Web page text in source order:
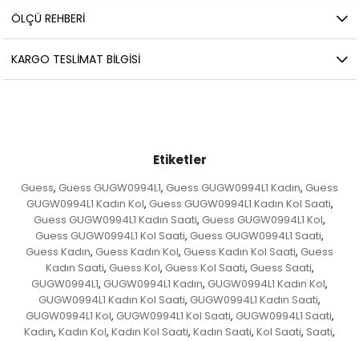
ÖLÇÜ REHBERI
KARGO TESLIMAT BILGISI
Etiketler
Guess, Guess GUGW0994L1, Guess GUGW0994L1 Kadın, Guess
GUGW0994L1 Kadın Kol, Guess GUGW0994L1 Kadın Kol Saati,
Guess GUGW0994L1 Kadın Saati, Guess GUGW0994L1 Kol,
Guess GUGW0994L1 Kol Saati, Guess GUGW0994L1 Saati,
Guess Kadın, Guess Kadın Kol, Guess Kadın Kol Saati, Guess
Kadın Saati, Guess Kol, Guess Kol Saati, Guess Saati,
GUGW0994L1, GUGW0994L1 Kadın, GUGW0994L1 Kadın Kol,
GUGW0994L1 Kadın Kol Saati, GUGW0994L1 Kadın Saati,
GUGW0994L1 Kol, GUGW0994L1 Kol Saati, GUGW0994L1 Saati,
Kadın, Kadın Kol, Kadın Kol Saati, Kadın Saati, Kol Saati, Saati,